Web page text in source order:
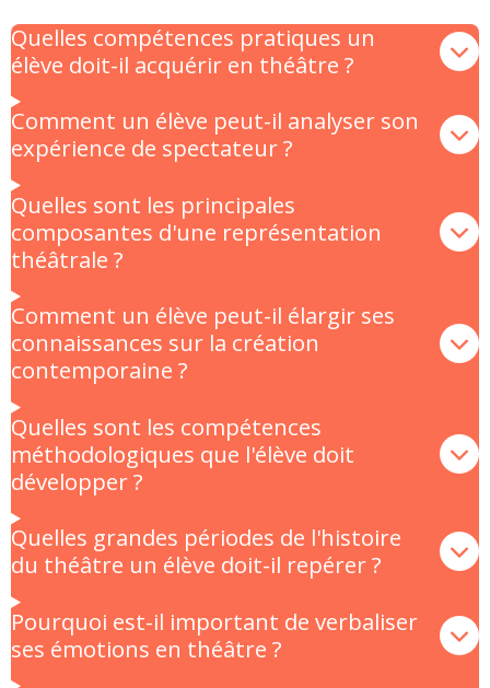
Quelles compétences pratiques un
élève doit-il acquérir en théâtre ?
Comment un élève peut-il analyser son
expérience de spectateur ?
Quelles sont les principales
composantes d'une représentation
théâtrale ?
Comment un élève peut-il élargir ses
connaissances sur la création
contemporaine ?
Quelles sont les compétences
méthodologiques que l'élève doit
développer ?
Quelles grandes périodes de l'histoire
du théâtre un élève doit-il repérer ?
Pourquoi est-il important de verbaliser
ses émotions en théâtre ?